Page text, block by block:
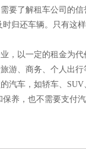
要了解租车公司的
归还车辆。只有这
，以一定的租金为
游、商务、个人出
汽车，如轿车、SUV
养，也不需要支付